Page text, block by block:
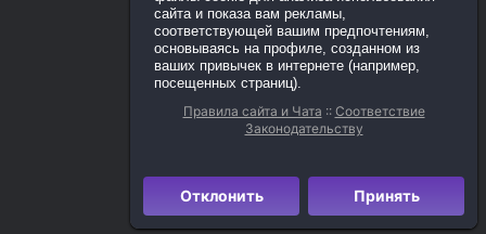
сайта и показа вам рекламы,
соответствующей вашим предпочтениям,
основываясь на профиле, созданном из
ваших привычек в интернете (например,
посещенных страниц).
Правила сайта и Чата :: Соответствие
Законодательству
Отклонить Принять